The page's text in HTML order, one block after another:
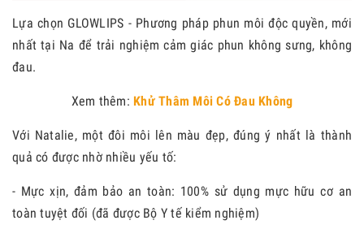
Lựa chọn GLOWLIPS - Phương pháp phun môi độc quyền, mới
nhất tại Na để trải nghiệm cảm giác phun không sưng, không
đau.
Xem thêm: Khử Thâm Môi Có Đau Không
Với Natalie, một đôi môi lên màu đẹp, đúng ý nhất là thành
quả có được nhờ nhiều yếu tố:
- Mực xịn, đảm bảo an toàn: 100% sử dụng mực hữu cơ an
toàn tuyệt đối (đã được Bộ Y tế kiểm nghiệm)